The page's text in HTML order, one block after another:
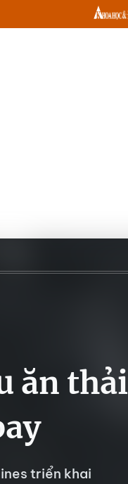
ăn thải
triển khai